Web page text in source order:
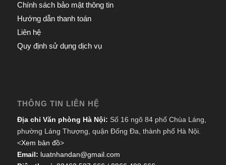
Chính sách bảo mật thông tin
Hướng dẫn thanh toán
Liên hệ
Quy định sử dụng dịch vụ
THÔNG TIN LIÊN HỆ
Địa chỉ Văn phòng Hà Nội: Số 16 ngõ 84 phố Chùa Láng,
phường Láng Thượng, quận Đống Đa, thành phố Hà Nội.
<Xem bản đồ>
Email: luatnhandan@gmail.com